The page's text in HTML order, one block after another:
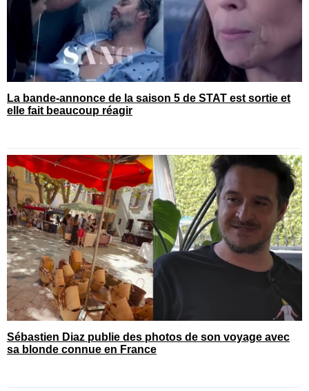
La bande-annonce de la saison 5 de STAT est sortie et
elle fait beaucoup réagir
Sébastien Diaz publie des photos de son voyage avec
sa blonde connue en France